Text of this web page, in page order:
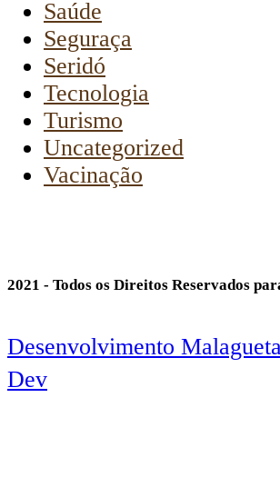
Saúde
Seguraça
Seridó
Tecnologia
Turismo
Uncategorized
Vacinação
2021 - Todos os Direitos Reservados
Desenvolvimento
Dev